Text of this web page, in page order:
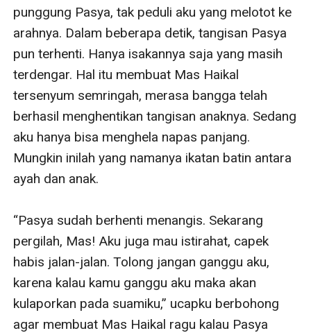
punggung Pasya, tak peduli aku yang melotot ke
arahnya. Dalam beberapa detik, tangisan Pasya
pun terhenti. Hanya isakannya saja yang masih
terdengar. Hal itu membuat Mas Haikal
tersenyum semringah, merasa bangga telah
berhasil menghentikan tangisan anaknya. Sedang
aku hanya bisa menghela napas panjang.
Mungkin inilah yang namanya ikatan batin antara
ayah dan anak.
“Pasya sudah berhenti menangis. Sekarang
pergilah, Mas! Aku juga mau istirahat, capek
habis jalan-jalan. Tolong jangan ganggu aku,
karena kalau kamu ganggu aku maka akan
kulaporkan pada suamiku,” ucapku berbohong
agar membuat Mas Haikal ragu kalau Pasya